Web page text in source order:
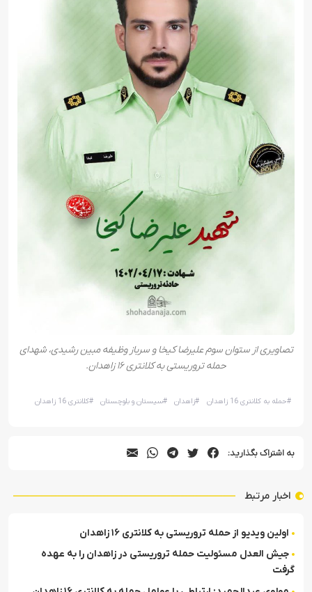
تصاویری از ستوان سوم علیرضا کیخا و سرباز وظیفه مبین رشیدی، شهدای
حمله تروریستی به کلانتری ۱۶ زاهدان.
#حمله به کلانتری 16 زاهدان #زاهدان #سیستان و بلوچستان #کلانتری 16 زاهدان
به اشتراک بگذارید:
اخبار مرتبط
اولین ویدیو از حمله تروریستی به کلانتری ۱۶ زاهدان
جیش العدل مسئولیت حمله تروریستی در زاهدان را به عهده
گرفت